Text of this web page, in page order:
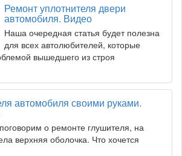
Ремонт уплотнителя двери
автомобиля. Видео
Наша очередная статья будет полезна
для всех автолюбителей, которые
вышедшего из строя
автомобиля своими руками.
о ремонте глушителя, на
верхняя оболочка. Что хочется